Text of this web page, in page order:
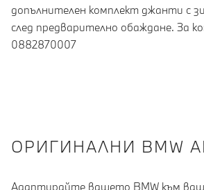
допълнителен комплект джанти с
след предварително обаждане. За
0882870007
OРИГИНАЛНИ BMW
Адаптирайте вашето BMW към